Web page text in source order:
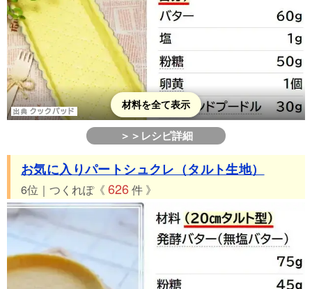
材料を全て表示
＞＞レシピ詳細
お気に入りパートシュクレ（タルト生地）
6位｜つくれぽ《 626件 》